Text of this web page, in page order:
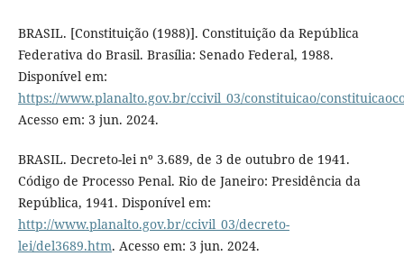
BRASIL. [Constituição (1988)]. Constituição da República
Federativa do Brasil. Brasília: Senado Federal, 1988.
Disponível em:
https://www.planalto.gov.br/ccivil_03/constituicao/
Acesso em: 3 jun. 2024.
BRASIL. Decreto-lei nº 3.689, de 3 de outubro de 1941.
Código de Processo Penal. Rio de Janeiro: Presidência da
República, 1941. Disponível em:
http://www.planalto.gov.br/ccivil_03/decreto-
lei/del3689.htm. Acesso em: 3 jun. 2024.